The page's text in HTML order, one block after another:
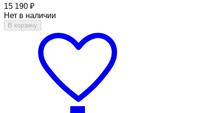
15 190 ₽
Нет в наличии
В корзину